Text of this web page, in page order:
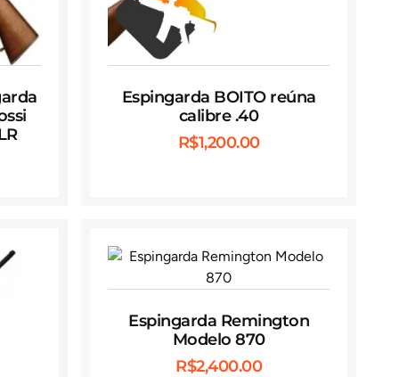
Espingarda BOITO reúna
calibre .40
R$1,200.00
Espingarda Remington
Modelo 870
R$2,400.00